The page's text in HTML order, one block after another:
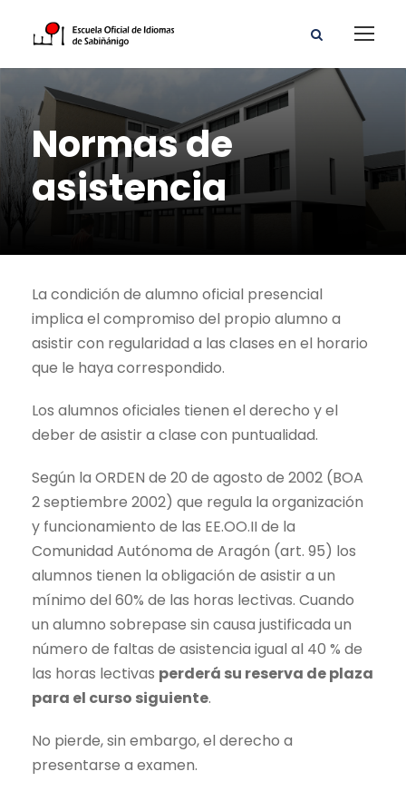
Normas de
asistencia
La condición de alumno oficial presencial
implica el compromiso del propio alumno a
asistir con regularidad a las clases en el horario
que le haya correspondido.
Los alumnos oficiales tienen el derecho y el
deber de asistir a clase con puntualidad.
Según la ORDEN de 20 de agosto de 2002 (BOA
2 septiembre 2002) que regula la organización
y funcionamiento de las EE.OO.II de la
Comunidad Autónoma de Aragón (art. 95) los
alumnos tienen la obligación de asistir a un
mínimo del 60% de las horas lectivas. Cuando
un alumno sobrepase sin causa justificada un
número de faltas de asistencia igual al 40 % de
las horas lectivas perderá su reserva de plaza
para el curso siguiente.
No pierde, sin embargo, el derecho a
presentarse a examen.